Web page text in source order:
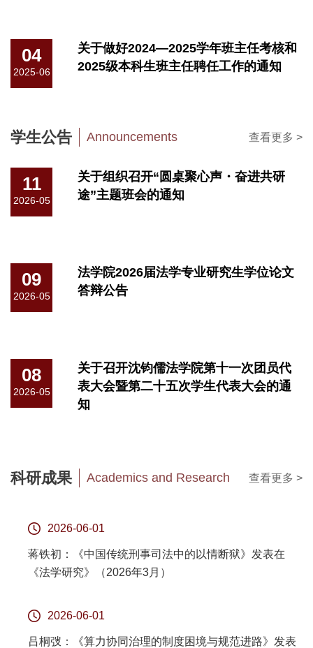
04
2025-06
关于做好2024—2025学年班主任考核和
2025级本科生班主任聘任工作的通知
学生公告 Announcements 查看更多 >
11
2026-05
关于组织召开“圆桌聚心声・奋进共研
途”主题班会的通知
09
2026-05
法学院2026届法学专业研究生学位论文
答辩公告
08
2026-05
关于召开沈钧儒法学院第十一次团员代
表大会暨第二十五次学生代表大会的通
知
科研成果 Academics and Research 查看更多 >
2026-06-01
蒋铁初：《中国传统刑事司法中的以情断狱》发表在
《法学研究》（2026年3月）
2026-06-01
吕桐弢：《算力协同治理的制度困境与规范进路》发表